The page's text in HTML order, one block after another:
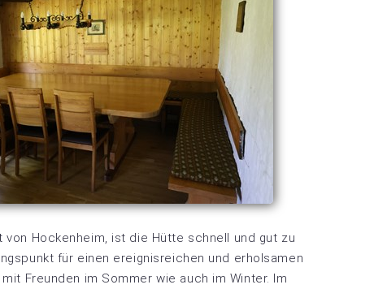
Hockenheim, ist die Hütte schnell und gut zu
für einen ereignisreichen und erholsamen
Freunden im Sommer wie auch im Winter. Im